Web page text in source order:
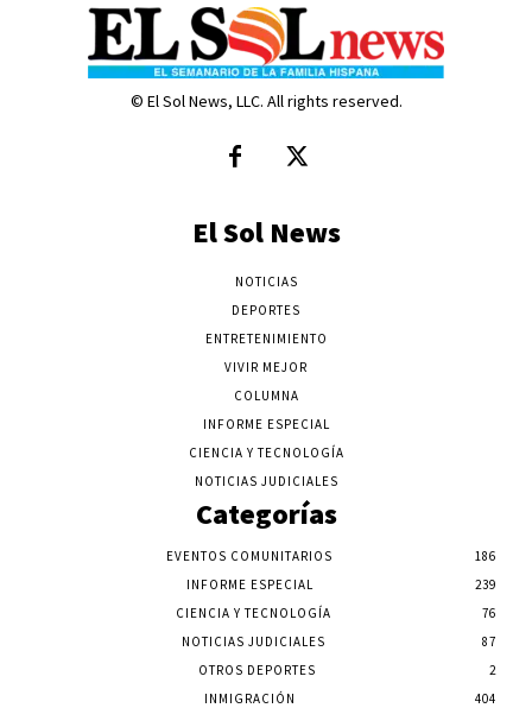
© El Sol News, LLC. All rights reserved.
El Sol News
NOTICIAS
DEPORTES
ENTRETENIMIENTO
VIVIR MEJOR
COLUMNA
INFORME ESPECIAL
CIENCIA Y TECNOLOGÍA
NOTICIAS JUDICIALES
Categorías
EVENTOS COMUNITARIOS
186
INFORME ESPECIAL
239
CIENCIA Y TECNOLOGÍA
76
NOTICIAS JUDICIALES
87
OTROS DEPORTES
2
INMIGRACIÓN
404